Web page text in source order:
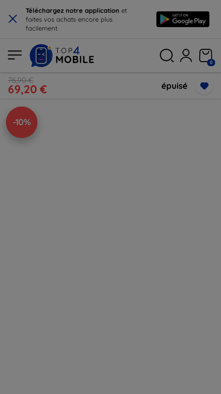
× Téléchargez notre application et
faites vos achats encore plus
facilement.
0
76,90 €
69,20 € épuisé
-10%